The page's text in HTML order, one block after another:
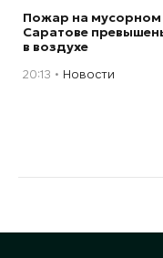
Пожар на мусорном
Саратове
в воздухе
20:13 Новости